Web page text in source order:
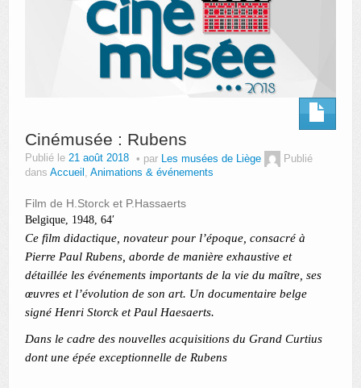
Cinémusée : Rubens
Publié le 21 août 2018 par Les musées de Liège
Publié
dans Accueil , Animations & événements
Film de H.Storck et P.Hassaerts
Belgique, 1948, 64′
Ce film didactique, novateur pour l’époque, consacré à
Pierre Paul Rubens, aborde de manière exhaustive et
détaillée les événements importants de la vie du maître, ses
œuvres et l’évolution de son art. Un documentaire belge
signé Henri Storck et Paul Haesaerts.
Dans le cadre des nouvelles acquisitions du Grand Curtius
dont une épée exceptionnelle de Rubens